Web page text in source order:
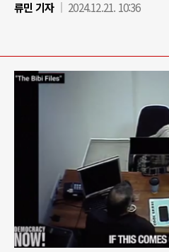
류민 기자
2024.12.21. 10:36